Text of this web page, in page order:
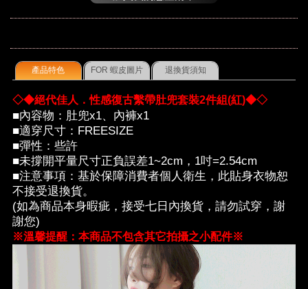
產品特色 FOR 蝦皮圖片 退換貨須知
◇◆絕代佳人．性感復古繫帶肚兜套裝2件組(紅)◆◇
■內容物：肚兜x1、內褲x1
■適穿尺寸：FREESIZE
■彈性：些許
■未撐開平量尺寸正負誤差1~2cm，1吋=2.54cm
■注意事項：基於保障消費者個人衛生，此貼身衣物恕
不接受退換貨。
(如為商品本身暇疵，接受七日內換貨，請勿試穿，謝
謝您)
※溫馨提醒：本商品不包含其它拍攝之小配件※